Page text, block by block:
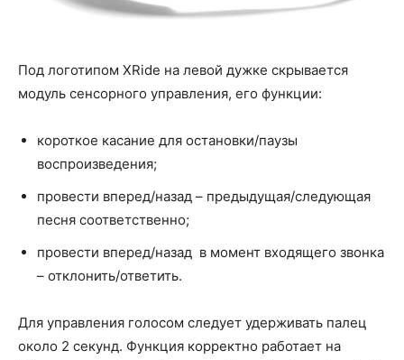
Под логотипом XRide на левой дужке скрывается
модуль сенсорного управления, его функции:
короткое касание для остановки/паузы
воспроизведения;
провести вперед/назад – предыдущая/следующая
песня соответственно;
провести вперед/назад в момент входящего звонка
– отклонить/ответить.
Для управления голосом следует удерживать палец
около 2 секунд. Функция корректно работает на